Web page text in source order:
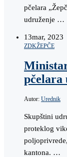
pčelara
udruženje …
13mar, 2023
ZDKŽEPČE
pčelara
Autor: Urednik
Skupštini
proteklog
kantona. …